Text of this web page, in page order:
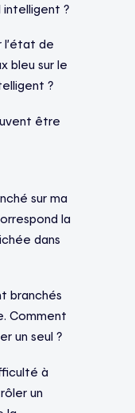
intelligent ?
l’état de
bleu sur le
?
être
sur ma
la
dans
branchés
Comment
un seul ?
à
un